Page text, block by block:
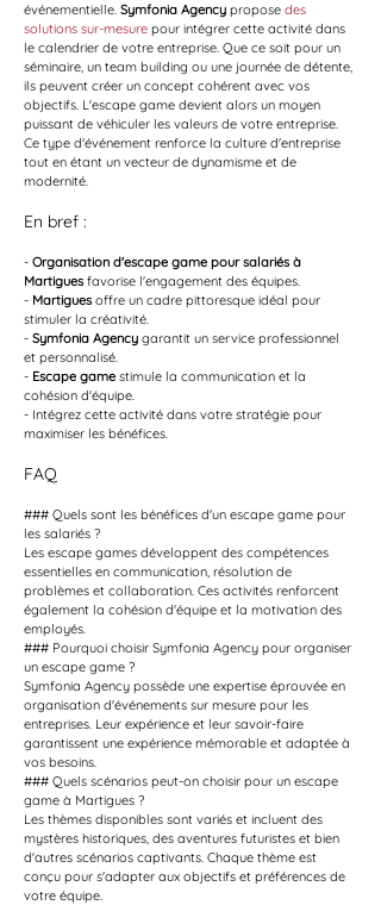
événementielle. Symfonia Agency propose des
solutions sur-mesure pour intégrer cette activité dans
le calendrier de votre entreprise. Que ce soit pour un
séminaire, un team building ou une journée de détente,
ils peuvent créer un concept cohérent avec vos
objectifs. L'escape game devient alors un moyen
puissant de véhiculer les valeurs de votre entreprise.
Ce type d'événement renforce la culture d'entreprise
tout en étant un vecteur de dynamisme et de
modernité.
En bref :
- Organisation d'escape game pour salariés à
Martigues favorise l'engagement des équipes.
- Martigues offre un cadre pittoresque idéal pour
stimuler la créativité.
- Symfonia Agency garantit un service professionnel
et personnalisé.
- Escape game stimule la communication et la
cohésion d'équipe.
- Intégrez cette activité dans votre stratégie pour
maximiser les bénéfices.
FAQ
### Quels sont les bénéfices d'un escape game pour
les salariés ?
Les escape games développent des compétences
essentielles en communication, résolution de
problèmes et collaboration. Ces activités renforcent
également la cohésion d'équipe et la motivation des
employés.
### Pourquoi choisir Symfonia Agency pour organiser
un escape game ?
Symfonia Agency possède une expertise éprouvée en
organisation d'événements sur mesure pour les
entreprises. Leur expérience et leur savoir-faire
garantissent une expérience mémorable et adaptée à
vos besoins.
### Quels scénarios peut-on choisir pour un escape
game à Martigues ?
Les thèmes disponibles sont variés et incluent des
mystères historiques, des aventures futuristes et bien
d'autres scénarios captivants. Chaque thème est
conçu pour s'adapter aux objectifs et préférences de
votre équipe.